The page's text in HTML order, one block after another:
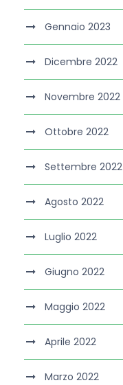
Gennaio 2023
Dicembre 2022
Novembre 2022
Ottobre 2022
Settembre 2022
Agosto 2022
Luglio 2022
Giugno 2022
Maggio 2022
Aprile 2022
Marzo 2022